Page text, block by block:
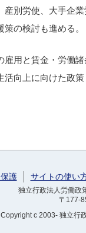
別労使、大手企
の検討も進める。
雇用と賃金・労働
向上に向けた政
護 サイトの使い
独立行政法人労働
〒177-
Copyrightc 2003- 独立行